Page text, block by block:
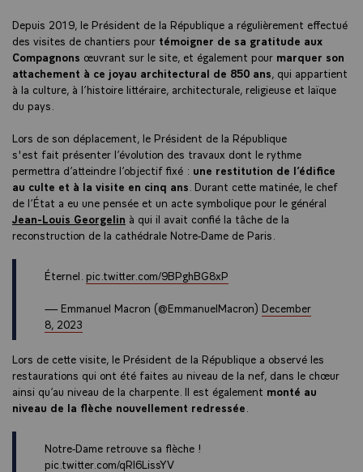
Depuis 2019, le Président de la République a régulièrement effectué
des visites de chantiers pour témoigner de sa gratitude aux
Compagnons œuvrant sur le site, et également pour marquer son
attachement à ce joyau architectural de 850 ans , qui appartient
à la culture, à l’histoire littéraire, architecturale, religieuse et laïque
du pays.
Lors de son déplacement, le Président de la République
s'est fait présenter l’évolution des travaux dont le rythme
permettra d’atteindre l’objectif fixé : une restitution de l’édifice
au culte et à la visite en cinq ans . Durant cette matinée, le chef
de l’État a eu une pensée et un acte symbolique pour le général
Jean-Louis Georgelin à qui il avait confié la tâche de la
reconstruction de la cathédrale Notre-Dame de Paris.
Éternel. pic.twitter.com/9BPghBG8xP
— Emmanuel Macron (@EmmanuelMacron) December
8, 2023
Lors de cette visite, le Président de la République a observé les
restaurations qui ont été faites au niveau de la nef, dans le chœur
ainsi qu’au niveau de la charpente. Il est également monté au
niveau de la flèche nouvellement redressée
Notre-Dame retrouve sa flèche !
pic.twitter.com/qRl6LissYV